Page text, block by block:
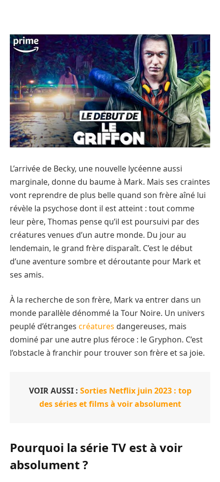
L’arrivée de Becky, une nouvelle lycéenne aussi
marginale, donne du baume à Mark. Mais ses craintes
vont reprendre de plus belle quand son frère aîné lui
révèle la psychose dont il est atteint : tout comme
leur père, Thomas pense qu’il est poursuivi par des
créatures venues d’un autre monde. Du jour au
lendemain, le grand frère disparaît. C’est le début
d’une aventure sombre et déroutante pour Mark et
ses amis.
À la recherche de son frère, Mark va entrer dans un
monde parallèle dénommé la Tour Noire. Un univers
peuplé d’étranges créatures dangereuses, mais
dominé par une autre plus féroce : le Gryphon. C’est
l’obstacle à franchir pour trouver son frère et sa joie.
VOIR AUSSI : Sorties Netflix juin 2023 : top
des séries et films à voir absolument
Pourquoi la série TV est à voir
absolument ?